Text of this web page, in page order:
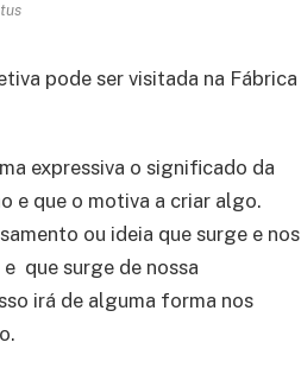
pode ser visitada na Fábrica
expressiva o significado da
e que o motiva a criar algo.
ou ideia que surge e nos
que surge de nossa
irá de alguma forma nos